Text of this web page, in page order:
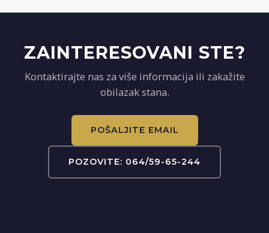
ZAINTERESOVANI STE?
Kontaktirajte nas za više informacija ili zakažite
obilazak stana.
POŠALJITE EMAIL
POZOVITE: 064/59-65-244